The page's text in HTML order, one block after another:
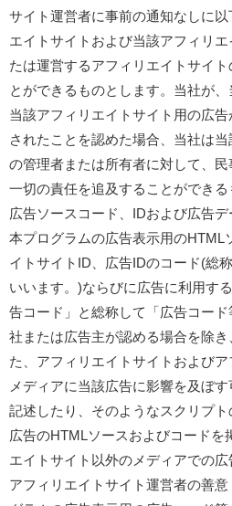
サイト運営者に事前の通知なしに
エイトサイトおよび当該アフィリ
たは運営するアフィリエイトサイ
とができるものとします。当社が、
当該アフィリエイトサイト用の広
されたことを認めた場合、当社は
の管理者または所有者に対して、
一切の責任を追及することができる
広告ソースコード、IDおよび広告
本プログラムの広告表示用のHTML
イトサイトID、広告IDのコード(総
いいます。)ならびに広告に利用す
告コード」と総称して「広告コー
社または広告主が認める場合を除
た、アフィリエイトサイトおよび
メディアに当該広告に影響を及ぼ
記述したり、そのようなスクリプ
広告のHTMLソースおよびコードを
エイトサイト以外のメディアでの広
アフィリエイトサイト運営者の善